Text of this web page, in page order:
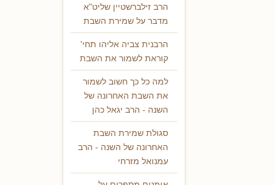
הרב זילברשטיין שליט"א
מדבר על שמירת השבת
הרבנית צביה אליהו תחי'
קוראת לשמור את השבת
למה כל כך חשוב לשמור
את השבת האחרונה של
השנה - הרב יגאל כהן
סגולת שמירת השבת
האחרונה של השנה - הרב
עמנואל מזרחי